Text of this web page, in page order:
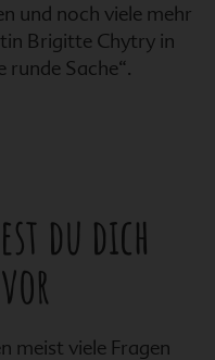
und noch viele mehr
Brigitte Chytry in
runde Sache“.
du dich
meist viele Fragen